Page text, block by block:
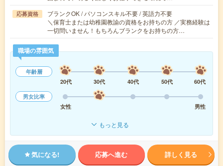
応募資格
ブランクOK / パソコンスキル不要 / 英語力不要
＼保育士または幼稚園教諭の資格をお持ちの方 ／実務経験は
一切問いません！もちろんブランクをお持ちの方…
職場の雰囲気
年齢層
20代
30代 40代 50代
60代
男女比率
女性
男性
もっと見る
気になる! 応募へ進む 詳しく見る